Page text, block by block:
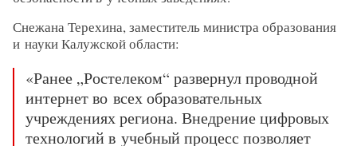
Снежана Терехина, заместитель министра образования
и науки Калужской области:
«Ранее „Ростелеком“ развернул проводной
интернет во всех образовательных
учреждениях региона. Внедрение цифровых
технологий в учебный процесс позволяет